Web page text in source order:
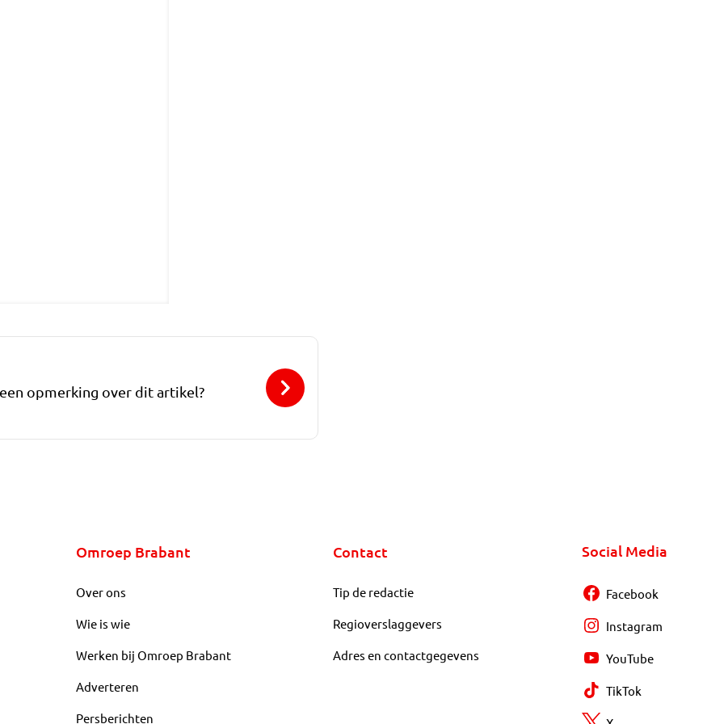
opmerking over dit artikel?
Omroep Brabant
Over ons
Wie is wie
Werken bij Omroep Brabant
Adverteren
Persberichten
Contact
Tip de redactie
Regioverslaggevers
Adres en contactgegevens
Social Media
Facebook
Instagram
YouTube
TikTok